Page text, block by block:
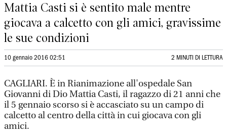
Mattia Casti si è sentito male mentre
giocava a calcetto con gli amici, gravissime
le sue condizioni
10 gennaio 2016 02:51 2 MINUTI DI LETTURA
CAGLIARI. È in Rianimazione all'ospedale San
Giovanni di Dio Mattia Casti, il ragazzo di 21 anni che
il 5 gennaio scorso si è accasciato su un campo di
calcetto al centro della città in cui giocava con gli
amici.